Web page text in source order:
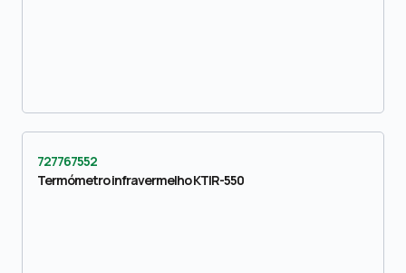
727767552
Termómetro infravermelho KTIR-550